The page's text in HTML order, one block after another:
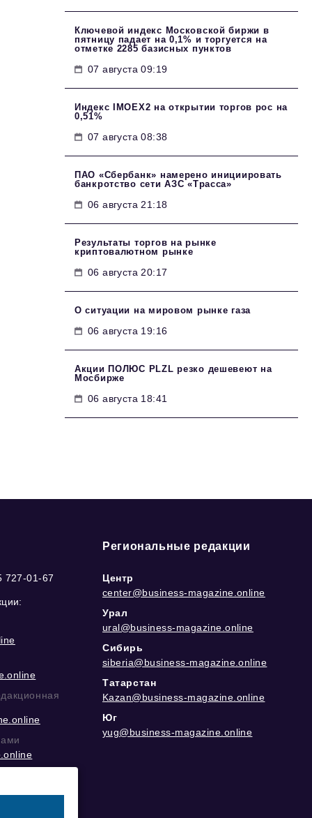
Ключевой индекс Московской биржи в
пятницу падает на 0,1% и торгуется на
отметке 2285 базисных пунктов
07 августа 09:19
Индекс IMOEX2 на открытии торгов рос на
0,51%
07 августа 08:38
ПАО «Сбербанк» намерено инициировать
банкротство сети АЗС «Трасса»
06 августа 21:18
Результаты торгов на рынке
криптовалютном рынке
06 августа 20:17
О ситуации на мировом рынке газа
06 августа 19:16
Акции ПОЛЮС PLZL резко дешевеют на
Мосбирже
06 августа 18:41
727-01-67
Региональные редакции
Центр
center@business-magazine.online
Урал
ural@business-magazine.online
Сибирь
siberia@business-magazine.online
Татарстан
Kazan@business-magazine.online
Юг
yug@business-magazine.online